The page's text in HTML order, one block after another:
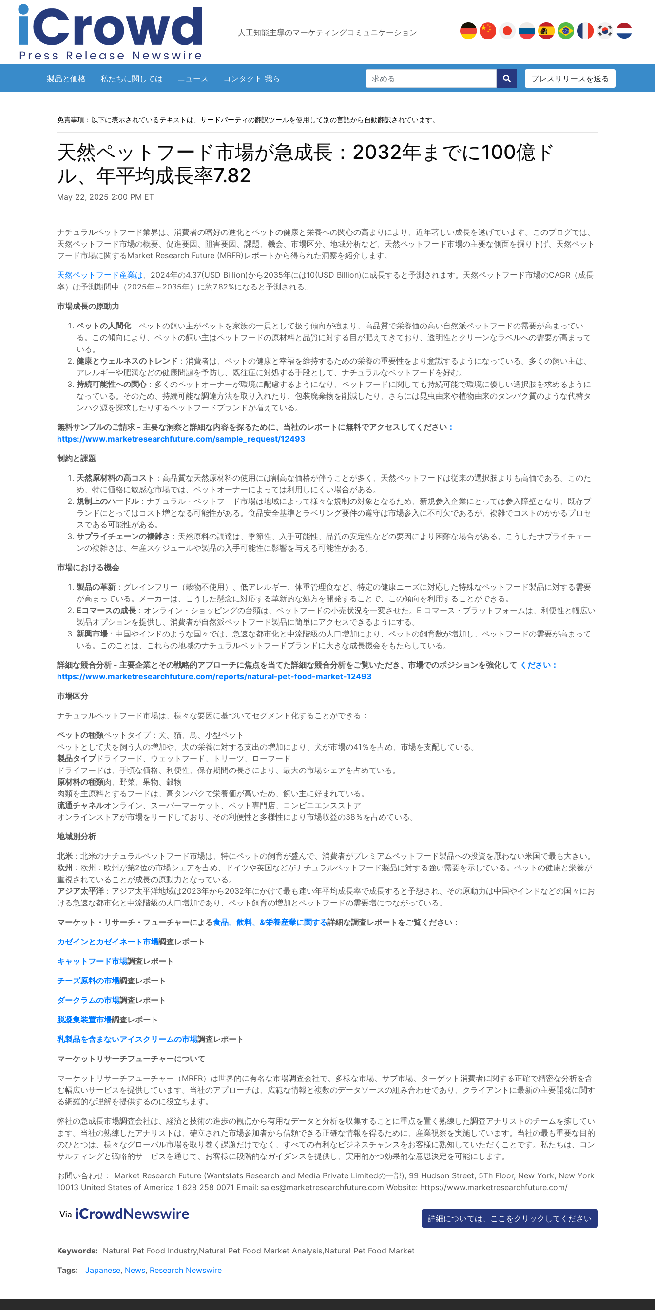
人工知能主導のマーケティングコミュニケーション
製品と価格 私たちに関しては ニュース コンタクト 我ら プレスリリースを送る
免責事項：以下に表示されているテキストは、サードパーティの翻訳ツールを使用して別の言語から自動翻訳されています。
天然ペットフード市場が急成長：2032年までに100億ド
ル、年平均成長率7.82
May 22, 2025 2:00 PM ET
ナチュラルペットフード業界は、消費者の嗜好の進化とペットの健康と栄養への関心の高まりにより、近年著しい成長を遂げています。このブログでは、
天然ペットフード市場の概要、促進要因、阻害要因、課題、機会、市場区分、地域分析など、天然ペットフード市場の主要な側面を掘り下げ、天然ペット
フード市場に関するMarket Research Future (MRFR)レポートから得られた洞察を紹介します。
天然ペットフード産業は、2024年の4.37(USD Billion)から2035年には10(USD Billion)に成長すると予測されます。天然ペットフード市場のCAGR（成長
率）は予測期間中（2025年～2035年）に約7.82%になると予測される。
市場成長の原動力
ペットの人間化：ペットの飼い主がペットを家族の一員として扱う傾向が強まり、高品質で栄養価の高い自然派ペットフードの需要が高まってい
る。この傾向により、ペットの飼い主はペットフードの原材料と品質に対する目が肥えてきており、透明性とクリーンなラベルへの需要が高まって
いる。
健康とウェルネスのトレンド ：消費者は、ペットの健康と幸福を維持するための栄養の重要性をより意識するようになっている。多くの飼い主は、
アレルギーや肥満などの健康問題を予防し、既往症に対処する手段として、ナチュラルなペットフードを好む。
持続可能性への関心：多くのペットオーナーが環境に配慮するようになり、ペットフードに関しても持続可能で環境に優しい選択肢を求めるように
なっている。そのため、持続可能な調達方法を取り入れたり、包装廃棄物を削減したり、さらには昆虫由来や植物由来のタンパク質のような代替タ
ンパク源を探求したりするペットフードブランドが増えている。
無料サンプルのご請求 - 主要な洞察と詳細な内容を探るために、当社のレポートに無料でアクセスしてください ：
https://www.marketresearchfuture.com/sample_request/12493
制約と課題
天然原材料の高コスト ：高品質な天然原材料の使用には割高な価格が伴うことが多く、天然ペットフードは従来の選択肢よりも高価である。このた
め、特に価格に敏感な市場では、ペットオーナーによっては利用しにくい場合がある。
規制上のハードル：ナチュラル・ペットフード市場は地域によって様々な規制の対象となるため、新規参入企業にとっては参入障壁となり、既存ブ
ランドにとってはコスト増となる可能性がある。食品安全基準とラベリング要件の遵守は市場参入に不可欠であるが、複雑でコストのかかるプロセ
スである可能性がある。
サプライチェーンの複雑さ ：天然原料の調達は、季節性、入手可能性、品質の安定性などの要因により困難な場合がある。こうしたサプライチェー
ンの複雑さは、生産スケジュールや製品の入手可能性に影響を与える可能性がある。
市場における機会
製品の革新 ：グレインフリー（穀物不使用）、低アレルギー、体重管理食など、特定の健康ニーズに対応した特殊なペットフード製品に対する需要
が高まっている。メーカーは、こうした懸念に対応する革新的な処方を開発することで、この傾向を利用することができる。
Eコマースの成長 ：オンライン・ショッピングの台頭は、ペットフードの小売状況を一変させた。E コマース・プラットフォームは、利便性と幅広い
製品オプションを提供し、消費者が自然派ペットフード製品に簡単にアクセスできるようにする。
新興市場：中国やインドのような国々では、急速な都市化と中流階級の人口増加により、ペットの飼育数が増加し、ペットフードの需要が高まって
いる。このことは、これらの地域のナチュラルペットフードブランドに大きな成長機会をもたらしている。
詳細な競合分析 - 主要企業とその戦略的アプローチに焦点を当てた詳細な競合分析をご覧いただき、市場でのポジションを強化して ください：
https://www.marketresearchfuture.com/reports/natural-pet-food-market-12493
市場区分
ナチュラルペットフード市場は、様々な要因に基づいてセグメント化することができる：
ペットの種類ペットタイプ：犬、猫、鳥、小型ペット
ペットとして犬を飼う人の増加や、犬の栄養に対する支出の増加により、犬が市場の41％を占め、市場を支配している。
製品タイプドライフード、ウェットフード、トリーツ、ローフード
ドライフードは、手頃な価格、利便性、保存期間の長さにより、最大の市場シェアを占めている。
原材料の種類肉、野菜、果物、穀物
肉類を主原料とするフードは、高タンパクで栄養価が高いため、飼い主に好まれている。
流通チャネルオンライン、スーパーマーケット、ペット専門店、コンビニエンスストア
オンラインストアが市場をリードしており、その利便性と多様性により市場収益の38％を占めている。
地域別分析
北米 ：北米のナチュラルペットフード市場は、特にペットの飼育が盛んで、消費者がプレミアムペットフード製品への投資を厭わない米国で最も大きい。
欧州 ：欧州：欧州が第2位の市場シェアを占め、ドイツや英国などがナチュラルペットフード製品に対する強い需要を示している。ペットの健康と栄養が
重視されていることが成長の原動力となっている。
アジア太平洋 ：アジア太平洋地域は2023年から2032年にかけて最も速い年平均成長率で成長すると予想され、その原動力は中国やインドなどの国々にお
ける急速な都市化と中流階級の人口増加であり、ペット飼育の増加とペットフードの需要増につながっている。
マーケット・リサーチ・フューチャーによる食品、飲料、&栄養産業に関する詳細な調査レポートをご覧ください：
カゼインとカゼイネート市場調査レポート
キャットフード市場調査レポート
チーズ原料の市場調査レポート
ダークラムの市場調査レポート
脱凝集装置市場調査レポート
乳製品を含まないアイスクリームの市場調査レポート
マーケットリサーチフューチャーについて
マーケットリサーチフューチャー（MRFR）は世界的に有名な市場調査会社で、多様な市場、サブ市場、ターゲット消費者に関する正確で精密な分析を含
む幅広いサービスを提供しています。当社のアプローチは、広範な情報と複数のデータソースの組み合わせであり、クライアントに最新の主要開発に関す
る網羅的な理解を提供するのに役立ちます。
弊社の急成長市場調査会社は、経済と技術の進歩の観点から有用なデータと分析を収集することに重点を置く熟練した調査アナリストのチームを擁してい
ます。当社の熟練したアナリストは、確立された市場参加者から信頼できる正確な情報を得るために、産業視察を実施しています。当社の最も重要な目的
のひとつは、様々なグローバル市場を取り巻く課題だけでなく、すべての有利なビジネスチャンスをお客様に熟知していただくことです。私たちは、コン
サルティングと戦略的サービスを通じて、お客様に段階的なガイダンスを提供し、実用的かつ効果的な意思決定を可能にします。
お問い合わせ： Market Research Future (Wantstats Research and Media Private Limitedの一部), 99 Hudson Street, 5Th Floor, New York, New York
10013 United States of America 1 628 258 0071 Email: sales@marketresearchfuture.com Website: https://www.marketresearchfuture.com/
詳細については、ここをクリックしてください
Keywords: Natural Pet Food Industry,Natural Pet Food Market Analysis,Natural Pet Food Market
Tags:
Japanese, News, Research Newswire